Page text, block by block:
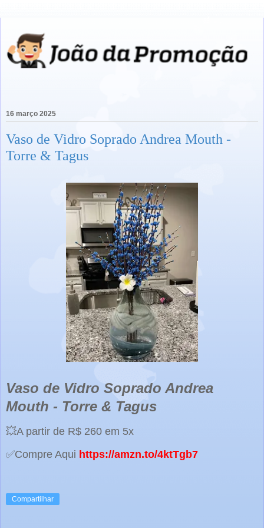
16 março 2025
Vaso de Vidro Soprado Andrea Mouth -
Torre & Tagus
Vaso de Vidro Soprado Andrea
Mouth - Torre & Tagus
💥A partir de R$ 260 em 5x
✅Compre Aqui https://amzn.to/4ktTgb7
Compartilhar